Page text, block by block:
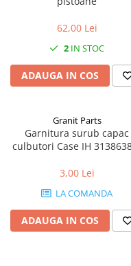
1.6. Electrice
1.6.1. Acumulatori
1.6.2. Alternatoare
1.6.4. Demaroare
1.6.8. Echipamente &
1.6.5. Întrerupătoare
62,00 Lei
2 IN STOC
ADAUGA IN COS
Granit Parts
Garnitura surub capac
culbutori Case IH
3,00 Lei
LA COMANDA
ADAUGA IN COS